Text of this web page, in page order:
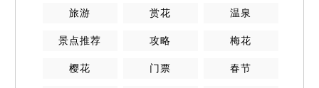
旅游 赏花 温泉
景点推荐 攻略 梅花
樱花 门票 春节